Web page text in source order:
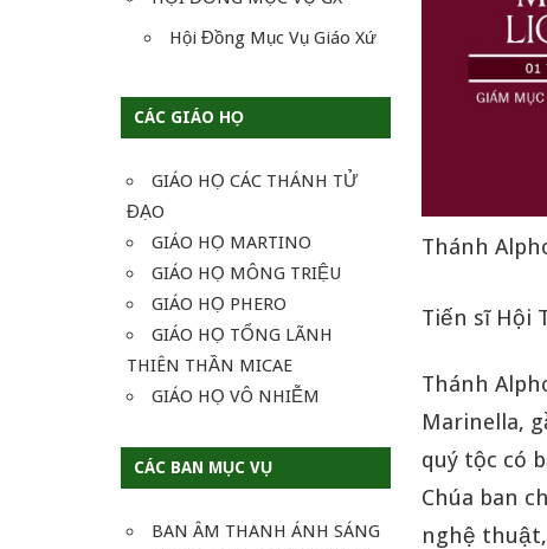
Hội Đồng Mục Vụ Giáo Xứ
CÁC GIÁO HỌ
GIÁO HỌ CÁC THÁNH TỬ
ĐẠO
GIÁO HỌ MARTINO
GIÁO HỌ MÔNG TRIỆU
GIÁO HỌ PHERO
GIÁO HỌ TỔNG LÃNH
THIÊN THẦN MICAE
GIÁO HỌ VÔ NHIỄM
CÁC BAN MỤC VỤ
BAN ÂM THANH ÁNH SÁNG
Thánh
Tiến sĩ Hội
Thánh
Marinella,
quý tộc có
Chúa ban
nghệ